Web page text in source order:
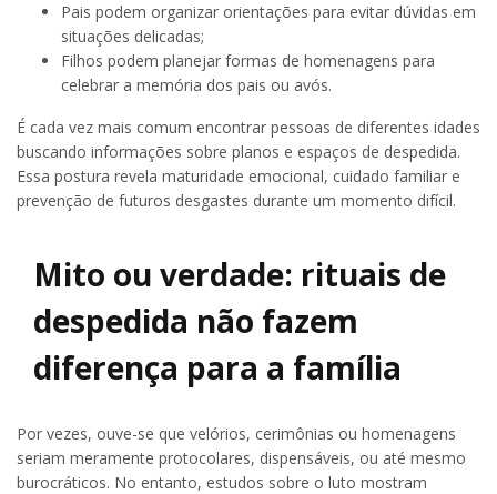
Pais podem organizar orientações para evitar dúvidas em
situações delicadas;
Filhos podem planejar formas de homenagens para
celebrar a memória dos pais ou avós.
É cada vez mais comum encontrar pessoas de diferentes idades
buscando informações sobre planos e espaços de despedida.
Essa postura revela maturidade emocional, cuidado familiar e
prevenção de futuros desgastes durante um momento difícil.
Mito ou verdade: rituais de
despedida não fazem
diferença para a família
Por vezes, ouve-se que velórios, cerimônias ou homenagens
seriam meramente protocolares, dispensáveis, ou até mesmo
burocráticos. No entanto, estudos sobre o luto mostram